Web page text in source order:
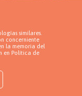
similares.
concerniente
la memoria del
en Política de